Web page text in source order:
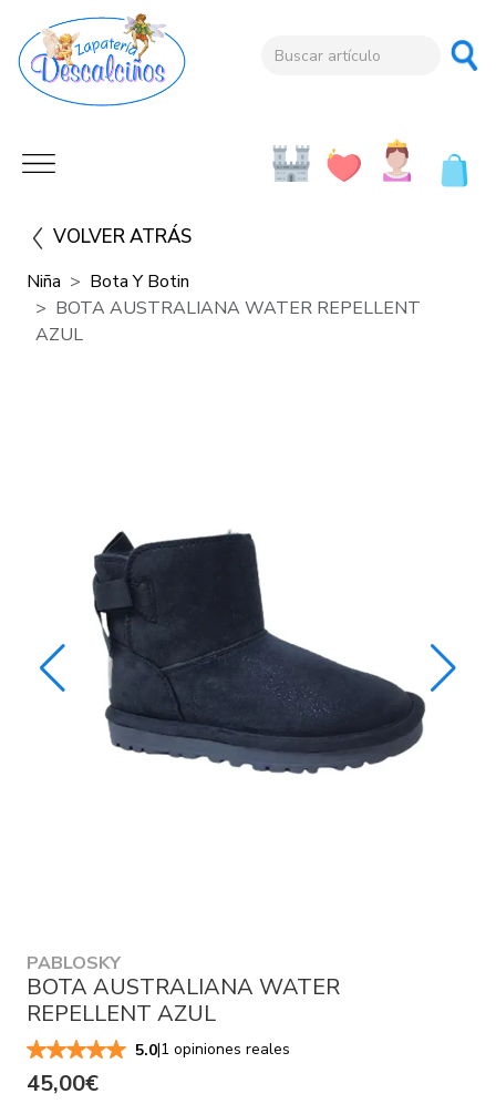
VOLVER ATRÁS
Niña
Bota Y Botin
BOTA AUSTRALIANA WATER REPELLENT
AZUL
PABLOSKY
BOTA AUSTRALIANA WATER
REPELLENT AZUL
5.0|1 opiniones reales
45,00€